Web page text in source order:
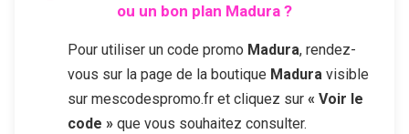
ou un bon plan Madura ?
Pour utiliser un code promo Madura, rendez-
vous sur la page de la boutique Madura visible
sur mescodespromo.fr et cliquez sur « Voir le
code » que vous souhaitez consulter.